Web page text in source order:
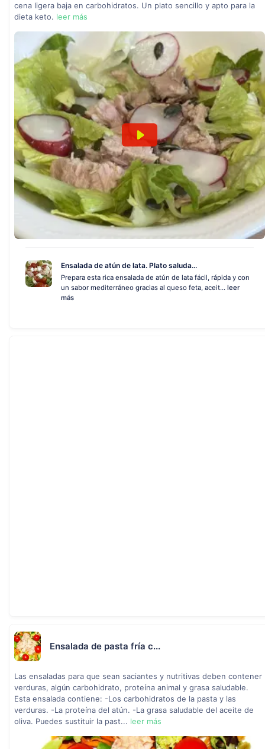
cena ligera baja en carbohidratos. Un plato sencillo y apto para la
dieta keto. leer más
Ensalada de atún de lata. Plato saluda...
Prepara esta rica ensalada de atún de lata fácil, rápida y con
un sabor mediterráneo gracias al queso feta, aceit... leer
más
Ensalada de pasta fría c...
Las ensaladas para que sean saciantes y nutritivas deben contener
verduras, algún carbohidrato, proteína animal y grasa saludable.
Esta ensalada contiene: -Los carbohidratos de la pasta y las
verduras. -La proteína del atún. -La grasa saludable del aceite de
oliva. Puedes sustituir la past... leer más